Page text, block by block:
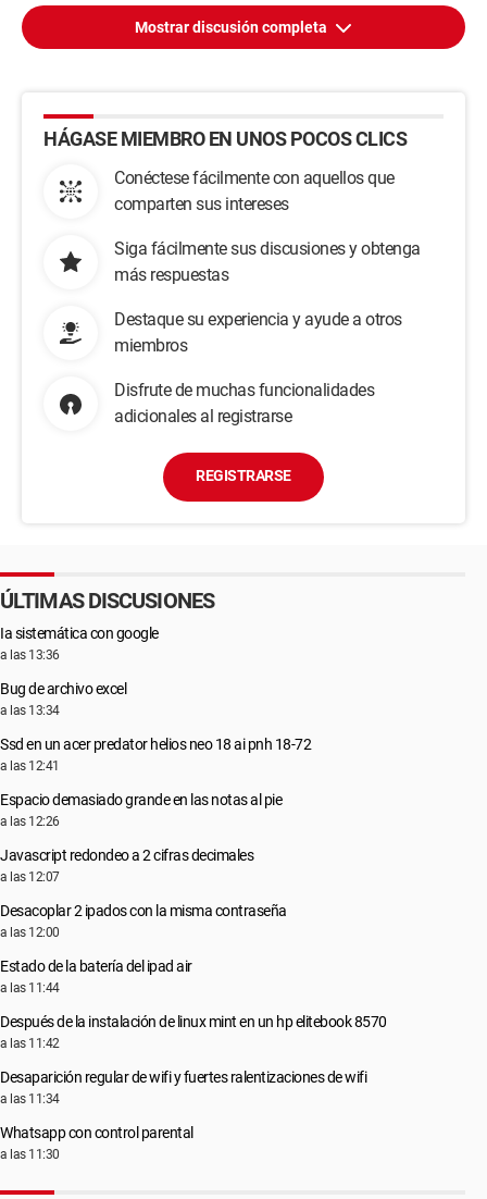
Mostrar discusión completa
HÁGASE MIEMBRO EN UNOS POCOS CLICS
Conéctese fácilmente con aquellos que
comparten sus intereses
Siga fácilmente sus discusiones y obtenga
más respuestas
Destaque su experiencia y ayude a otros
miembros
Disfrute de muchas funcionalidades
adicionales al registrarse
REGISTRARSE
ÚLTIMAS DISCUSIONES
Ia sistemática con google
a las 13:36
Bug de archivo excel
a las 13:34
Ssd en un acer predator helios neo 18 ai pnh 18-72
a las 12:41
Espacio demasiado grande en las notas al pie
a las 12:26
Javascript redondeo a 2 cifras decimales
a las 12:07
Desacoplar 2 ipados con la misma contraseña
a las 12:00
Estado de la batería del ipad air
a las 11:44
Después de la instalación de linux mint en un hp elitebook 8570
a las 11:42
Desaparición regular de wifi y fuertes ralentizaciones de wifi
a las 11:34
Whatsapp con control parental
a las 11:30